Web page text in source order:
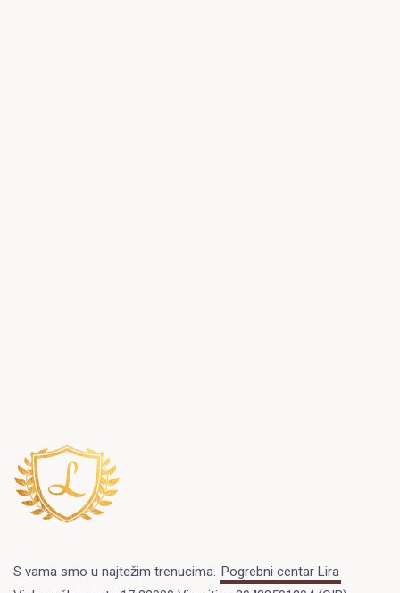
S vama smo u najtežim trenucima. Pogrebni centar Lira